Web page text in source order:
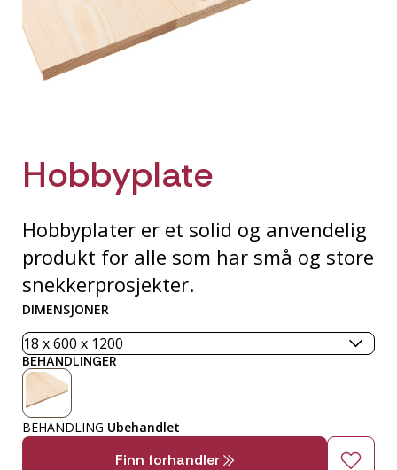
Hobbyplate
Hobbyplater er et solid og anvendelig
produkt for alle som har små og store
snekkerprosjekter.
DIMENSJONER
BEHANDLINGER
BEHANDLING Ubehandlet
Finn forhandler